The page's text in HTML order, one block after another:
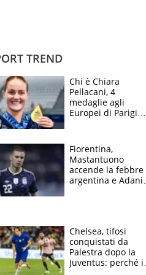
TREND
Chi è Chiara
Pellacani, 4
medaglie agli
Europei di Parigi
giornalista, mamma
insegnante e il
fratello calciatore
Fiorentina,
Mastantuono
accende la febbre
argentina e Adani
Chelsea, tifosi
conquistati da
Palestra dopo la
Juventus: perché i